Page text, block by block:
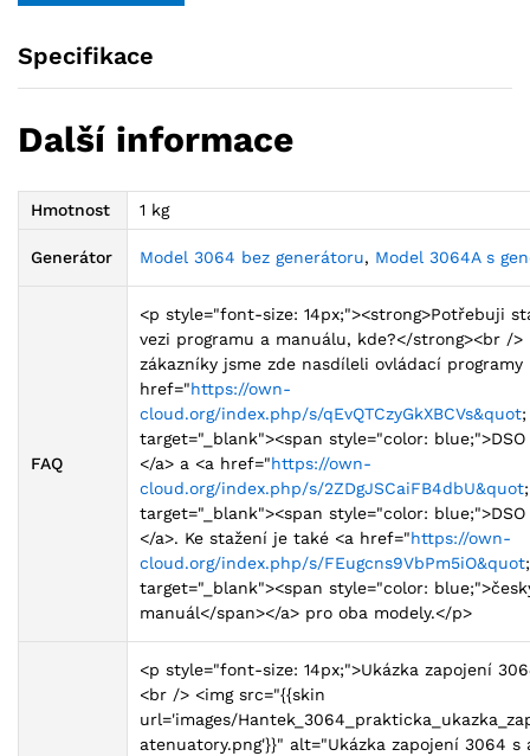
Specifikace
Další informace
Hmotnost 1 kg
Generátor Model 3064 bez generátoru, Model 3064A s
FAQ
<p style="font-size: 14px;"><strong>Potřebuji
vezi programu a manuálu, kde?</strong><br />
zákazníky jsme zde nasdíleli ovládací programy
href="https://own-
cloud.org/index.php/s/qEvQTCzyGkXBCVs&quot;
target="_blank"><span style="color:
</a> a <a href="https://own-
cloud.org/index.php/s/2ZDgJSCaiFB4dbU&quot;
target="_blank"><span style="color:
</a>. Ke stažení je také <a href="https://own-
cloud.org/index.php/s/FEugcns9VbPm5iO&quot;
target="_blank"><span style="color:
manuál</span></a> pro oba modely.</p>
<p style="font-size: 14px;">Ukázka zapojení
<br /> <img src="{{skin
url='images/
atenuatory.png'}}" alt="Ukázka zapojení 3064 s